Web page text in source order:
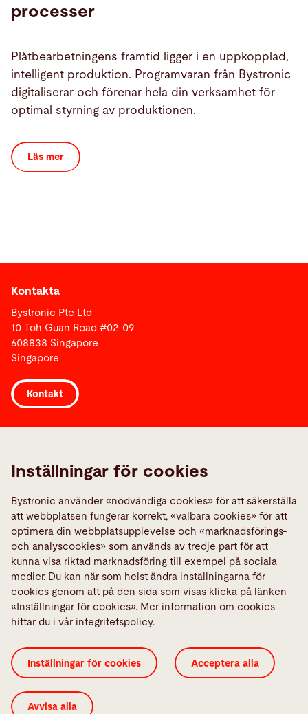
processer
Plåtbearbetningens framtid ligger i en uppkopplad,
intelligent produktion. Programvaran från Bystronic
digitaliserar och förenar hela din verksamhet för
optimal styrning av produktionen.
Läs mer
Kontakta
Bystronic Pte Ltd
10 Toh Guan Road #02-09
608838 Singapore
Singapore
Kontakt
Quality policies
Rapportera ett fel
TeamViewer
Sociala Medier
Generella villkor ISO-certifikat Imprint
Inställningar för cookies Integritetspolicy
Juridisk information
Inställningar för cookies
Bystronic använder «nödvändiga cookies» för att säkerställa
att webbplatsen fungerar korrekt, «valbara cookies» för att
optimera din webbplatsupplevelse och «marknadsförings-
och analyscookies» som används av tredje part för att
kunna visa riktad marknadsföring till exempel på sociala
medier. Du kan när som helst ändra inställningarna för
cookies genom att på den sida som visas klicka på länken
«Inställningar för cookies». Mer information om cookies
hittar du i vår integritetspolicy.
Inställningar för cookies Acceptera alla
Avvisa alla